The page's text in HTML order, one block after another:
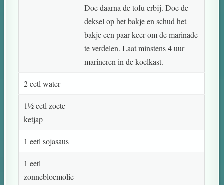
Doe daarna de tofu erbij. Doe de
deksel op het bakje en schud het
bakje een paar keer om de marinade
te verdelen. Laat minstens 4 uur
marineren in de koelkast.
2 eetl water
1½ eetl zoete
ketjap
1 eetl sojasaus
1 eetl
zonnebloemolie